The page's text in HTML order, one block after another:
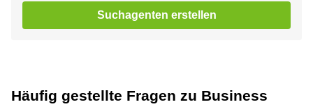
Suchagenten erstellen
Häufig gestellte Fragen zu Business